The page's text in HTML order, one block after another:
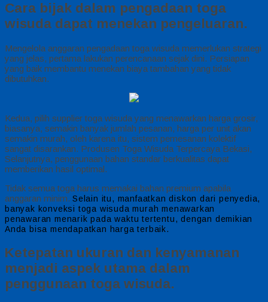
Cara bijak dalam pengadaan toga
wisuda dapat menekan pengeluaran.
Mengelola anggaran pengadaan toga wisuda memerlukan strategi
yang jelas, pertama lakukan perencanaan sejak dini. Persiapan
yang baik membantu menekan biaya tambahan yang tidak
dibutuhkan.
Kedua, pilih supplier toga wisuda yang menawarkan harga grosir,
biasanya, semakin banyak jumlah pesanan, harga per unit akan
semakin murah, oleh karena itu, sistem pemesanan kolektif
sangat disarankan. Produsen Toga Wisuda Terpercaya Bekasi,
Selanjutnya, penggunaan bahan standar berkualitas dapat
memberikan hasil optimal.
Tidak semua toga harus memakai bahan premium apabila
anggaran minim. Selain itu, manfaatkan diskon dari penyedia,
banyak konveksi toga wisuda murah menawarkan
penawaran menarik pada waktu tertentu, dengan demikian
Anda bisa mendapatkan harga terbaik.
Ketepatan ukuran dan kenyamanan
menjadi aspek utama dalam
penggunaan toga wisuda.